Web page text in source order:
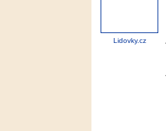
Lidovky.cz